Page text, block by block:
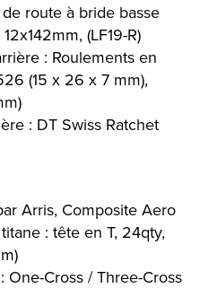
route à bride basse
(LF19-R)
: Roulements en
(15 x 26 x 7 mm),
: DT Swiss Ratchet
Arris, Composite Aero
: tête en T, 24qty,
Cross / Three-Cross